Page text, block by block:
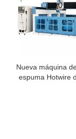
Nueva máquina
espuma Hotwire